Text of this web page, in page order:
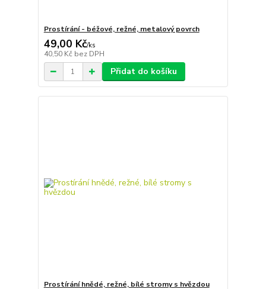
Prostírání - béžové, režné, metalový povrch
49,00 Kč/ks
40,50 Kč bez DPH
Přidat do košíku
Prostírání hnědé, režné, bílé stromy s hvězdou